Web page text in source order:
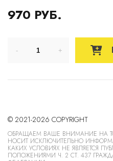
970 РУБ.
© 2021-2026 COPYRIGHT
ОБРАЩАЕМ ВАШЕ ВНИМАНИЕ НА
НОСИТ ИСКЛЮЧИТЕЛЬНО
КАКИХ УСЛОВИЯХ НЕ ЯВЛЯЕТСЯ
ПОЛОЖЕНИЯМИ Ч. 2 СТ. 437